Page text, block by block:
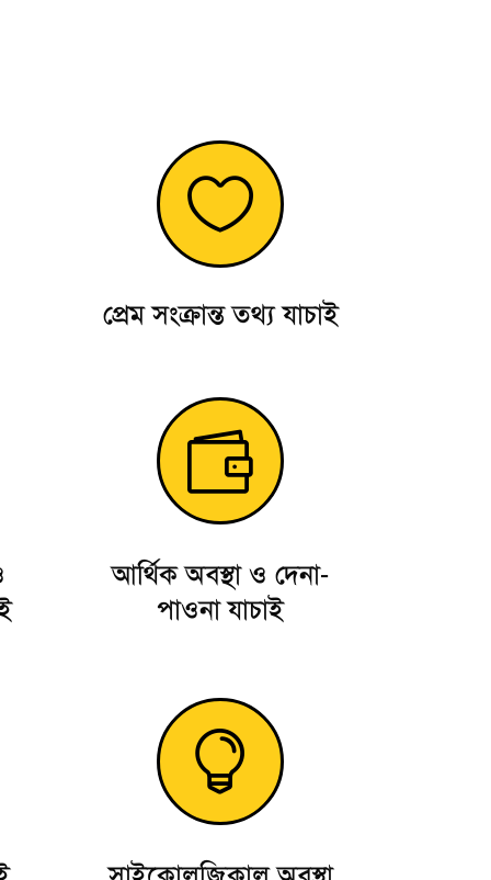

প্রেম সংক্রান্ত তথ্য যাচাই

আর্থিক অবস্থা ও দেনা-
পাওনা যাচাই
